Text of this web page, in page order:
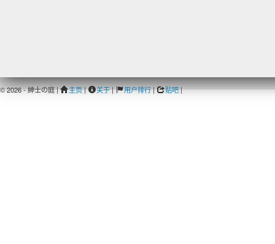
© 2026 - 紳士の庭 | 主页| 关于| 用户排行| 贴吧|